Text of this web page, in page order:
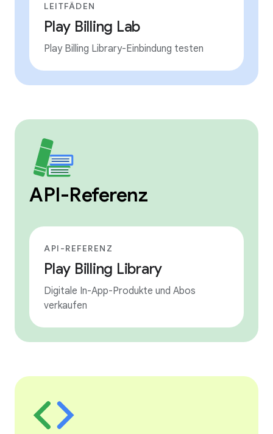
LEITFÄDEN
Play Billing Lab
Play Billing Library-Einbindung testen
API-Referenz
API-REFERENZ
Play Billing Library
Digitale In-App-Produkte und Abos
verkaufen